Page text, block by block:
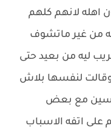
اهله لانهم كلهم
من غير ماتشوف
ليه من بعيد حتى
لنفسها بلاش
مع بعض
اتفه الاسباب